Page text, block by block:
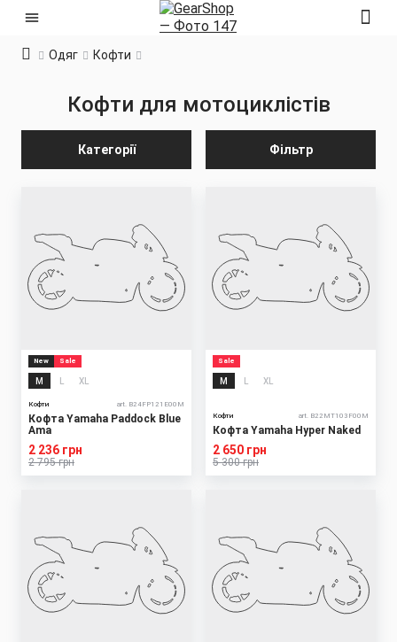
Одяг Кофти
Кофти для мотоциклістів
New Sale
M XL
Кофти art. B24FP121E00M
Кофта Yamaha Paddock Blue
Ama
2 795 грн
2 236 грн
Sale
M XL
Кофти art. B22MT103F00M
Кофта Yamaha Hyper Naked
5 300 грн
2 650 грн
Категорії Фільтр